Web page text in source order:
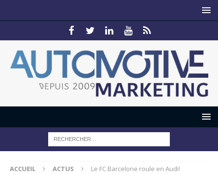
ACCUEIL ACTUS Le FC Barcelone roule en Audi!